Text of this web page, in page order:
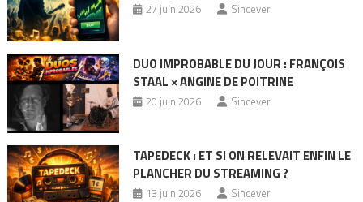
27 juin 2026 Sincever
DUO IMPROBABLE DU JOUR : FRANÇOIS
STAAL × ANGINE DE POITRINE
20 juin 2026 Sincever
TAPEDECK : ET SI ON RELEVAIT ENFIN LE
PLANCHER DU STREAMING ?
13 juin 2026 Sincever